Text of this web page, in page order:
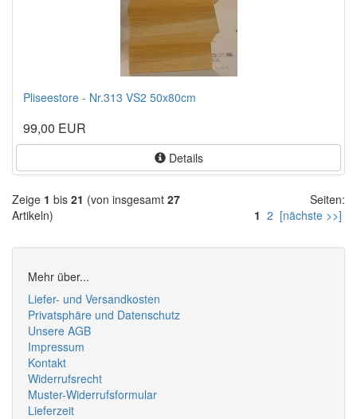
Pliseestore - Nr.313 VS2 50x80cm
99,00 EUR
Details
Zeige 1 bis 21 (von insgesamt 27
Artikeln)
Seiten:
1 2 [nächste >>]
Mehr über...
Liefer- und Versandkosten
Privatsphäre und Datenschutz
Unsere AGB
Impressum
Kontakt
Widerrufsrecht
Muster-Widerrufsformular
Lieferzeit